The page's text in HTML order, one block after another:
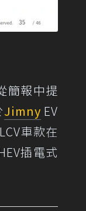
簡報中提
Jimny EV
車款在
插電式